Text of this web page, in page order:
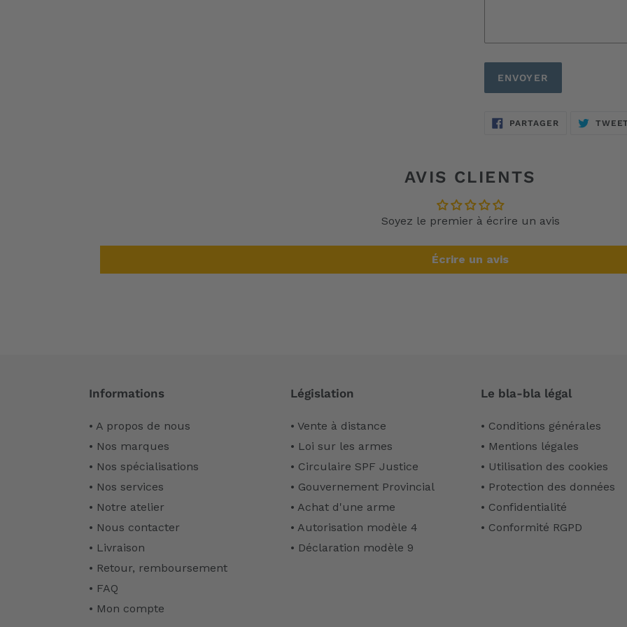
PARTAGERPARTAGER
AVIS CLIENTS
Soyez le premier à écrire un avis
Écrire un avis
Informations
• A propos de nous
• Nos marques
• Nos spécialisations
• Nos services
• Notre atelier
• Nous contacter
• Livraison
• Retour, remboursement
• FAQ
• Mon compte
Législation
• Vente à distance
• Loi sur les armes
• Circulaire SPF Justice
• Gouvernement Provincial
• Achat d'une arme
• Autorisation modèle 4
• Déclaration modèle 9
Le bla-bla légal
• Conditions générales
• Mentions légales
• Utilisation des cookies
• Protection des données
• Confidentialité
• Conformité RGPD